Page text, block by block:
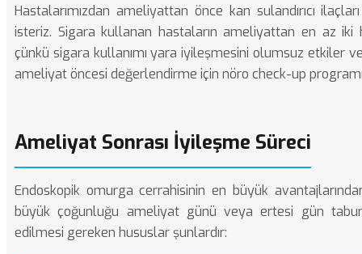
Hastalarımızdan ameliyattan önce kan sulandırıcı
isteriz. Sigara kullanan hastaların ameliyattan en az iki
çünkü sigara kullanımı yara iyileşmesini olumsuz etkiler
ameliyat öncesi değerlendirme için nöro check-up
Ameliyat Sonrası İyileşme Süreci
Endoskopik omurga cerrahisinin en büyük
büyük çoğunluğu ameliyat günü veya ertesi gün
edilmesi gereken hususlar şunlardır: